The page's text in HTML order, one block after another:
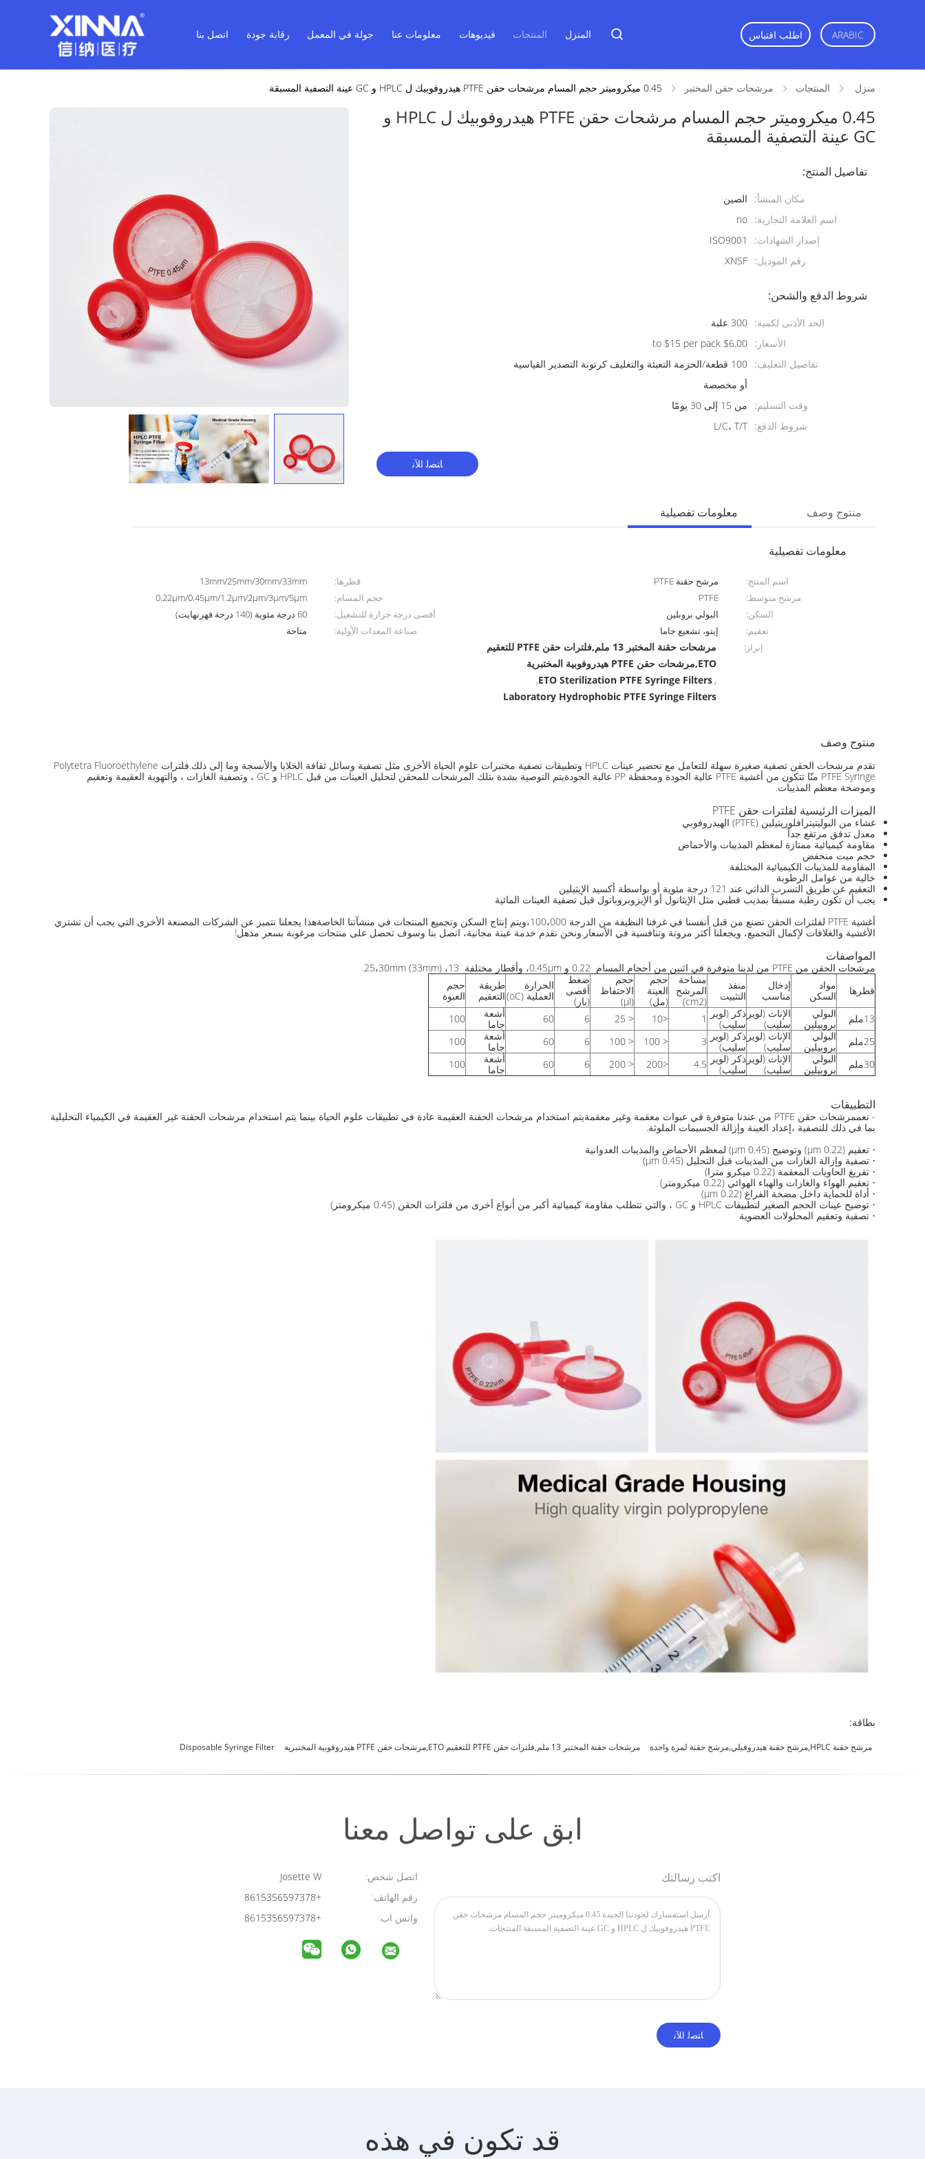
المنزل المنتجات فيديوهات معلومات عنا جولة في المعمل رقابة جودة اتصل بنا اطلب اقتباس ARABIC
منزل المنتجات مرشحات حقن المختبر 0.45 ميكروميتر حجم المسام مرشحات حقن PTFE هيدروفوبيك ل HPLC و GC عينة التصفية المسبقة
0.45 ميكروميتر حجم المسام مرشحات حقن PTFE هيدروفوبيك ل HPLC و
GC عينة التصفية المسبقة
تفاصيل المنتج:
مكان المنشأ:
الصين
اسم العلامة التجارية: no
إصدار الشهادات:
ISO9001
رقم الموديل: XNSF
شروط الدفع والشحن:
الحد الأدنى لكمية: 300 علبة
الأسعار: $6.00 to $15 per pack
تفاصيل التغليف:
100 قطعة/الحزمة التعبئة والتغليف كرتونة التصدير القياسية
أو مخصصة
وقت التسليم:
من 15 إلى 30 يومًا
شروط الدفع: L/C، T/T
ﺎﺘﺼﻟ ﺍﻶﻧ
معلومات تفصيلية منتوج وصف
معلومات تفصيلية
اسم المنتج: مرشح حقنة PTFE قطرها:
13mm/25mm/30mm/33mm
مرشح متوسط:
PTFE حجم المسام:
0.22μm/0.45μm/1.2μm/2μm/3μm/5μm
السكن:
البولي بروبلين أقصى درجة حرارة للتشغيل:
60 درجة مئوية (140 درجة فهرنهايت)
تعقيم:
إيتو، تشعيع جاما صناعة المعدات الأولية:
متاحة
إبراز:
مرشحات حقنة المختبر 13 ملم,فلترات حقن PTFE للتعقيم
ETO,مرشحات حقن PTFE هيدروفوبية المختبرية
,
ETO Sterilization PTFE Syringe Filters
,
Laboratory Hydrophobic PTFE Syringe Filters
منتوج وصف
تقدم مرشحات الحقن تصفية صغيرة سهلة للتعامل مع تحضير عينات HPLC وتطبيقات تصفية مختبرات علوم الحياة الأخرى مثل تصفية وسائل ثقافة الخلايا والأنسجة وما إلى ذلك.فلترات Polytetra Fluoroethylene
PTFE Syringe منّا تتكون من أغشية PTFE عالية الجودة ومحفظة PP عالية الجودةيتم التوصية بشدة بتلك المرشحات للمحقن لتحليل العينات من قبل HPLC و GC ، وتصفية الغازات ، والتهوية العقيمة وتعقيم
وموضحة معظم المذيبات.
الميزات الرئيسية لفلترات حقن PTFE
غشاء من البوليتيترافلوريتيلين (PTFE) الهيدروفوبي
معدل تدفق مرتفع جداً
مقاومة كيميائية ممتازة لمعظم المذيبات والأحماض
حجم ميت منخفض
المقاومة للمذيبات الكيميائية المختلفة
خالية من عوامل الرطوبة
التعقيم عن طريق التسرب الذاتي عند 121 درجة مئوية أو بواسطة أكسيد الإيثيلين
يجب أن تكون رطبة مسبقاً بمذيب قطبي مثل الإيثانول أو الإيزوبروبانول قبل تصفية العينات المائية
أغشية PTFE لفلترات الحقن تصنع من قبل أنفسنا في غرفنا النظيفة من الدرجة 100،000،ويتم إنتاج السكن وتجميع المنتجات في منشآتنا الخاصةهذا يجعلنا نتميز عن الشركات المصنعة الأخرى التي يجب أن تشتري
الأغشية والغلافات لإكمال التجميع، ويجعلنا أكثر مرونة وتنافسية في الأسعار.ونحن نقدم خدمة عينة مجانية، اتصل بنا وسوف تحصل على منتجات مرغوبة بسعر مذهل!
المواصفات
مرشحات الحقن من PTFE من لدينا متوفرة في اثنين من أحجام المسام ️ 0.22 و 0.45μm، وأقطار مختلفة ️ 13، 25،30mm (33mm).
قطرها
مواد
السكن
إدخال
مناسب
منفذ
التثبيت
مساحة
المرشح
(cm2)
حجم
العينة
(مل)
حجم
الاحتفاظ
(μl)
ضغط
أقصى
(بار)
الحرارة
العملية (oC)
طريقة
التعقيم
حجم
العبوة
13ملم
البولي
بروبيلين
الإناث (لوير
سليب)
ذكر (لوير
سليب)
1
<10
< 25
6
60
أشعة
جاما
100
25ملم
البولي
بروبيلين
الإناث (لوير
سليب)
ذكر (لوير
سليب)
3
< 100
< 100
6
60
أشعة
جاما
100
30ملم
البولي
بروبيلين
الإناث (لوير
سليب)
ذكر (لوير
سليب)
4.5
<200
< 200
6
60
أشعة
جاما
100
التطبيقات
- نعممرشحات حقن PTFE من عندنا متوفرة في عبوات معقمة وغير معقمة
يتم استخدام مرشحات الحقنة العقيمة عادة في تطبيقات علوم الحياة بينما يتم استخدام مرشحات الحقنة غير العقيمة في الكيمياء التحليلية
بما في ذلك للتصفية ،إعداد العينة وإزالة الجسيمات الملوثة.
• تعقيم (0.22 μm) وتوضيح (0.45 μm) لمعظم الأحماض والمذيبات العدوانية
• تصفية وإزالة الغازات من المذيبات قبل التحليل (0.45 μm)
• تفريغ الحاويات المعقمة (0.22 ميكرو مترا)
• تعقيم الهواء والغازات والهباء الهوائي (0.22 ميكرومتر)
• أداة للحماية داخل مضخة الفراغ (0.22 μm)
• توضيح عينات الحجم الصغير لتطبيقات HPLC و GC ، والتي تتطلب مقاومة كيميائية أكبر من أنواع أخرى من فلترات الحقن (0.45 ميكرومتر)
• تصفية وتعقيم المحلولات العضوية
بطاقة:
مرشح حقنة HPLC,مرشح حقنة هيدروفيلي,مرشح حقنة لمرة واحدة مرشحات حقنة المختبر 13 ملم,فلترات حقن PTFE للتعقيم ETO,مرشحات حقن PTFE هيدروفوبية المختبرية Disposable Syringe Filter
ابق على تواصل معنا
اتصل شخص:
رقم الهاتف:
+8615356597378
واتس اب:
+8615356597378
اكتب رسالتك
قد تكون في هذه